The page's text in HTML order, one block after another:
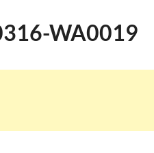
WA0019